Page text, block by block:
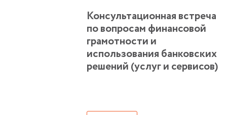
Консультационная встреча
по вопросам финансовой
грамотности и
использования банковских
решений (услуг и сервисов)